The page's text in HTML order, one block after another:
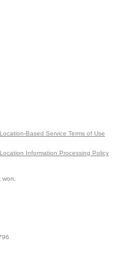
Location-Based Service Terms of Use
Location Information Processing Policy